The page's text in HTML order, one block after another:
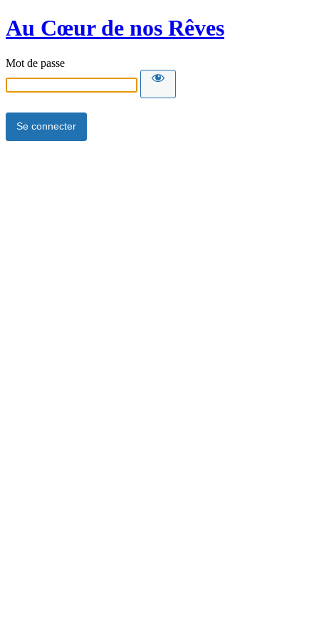
Au Cœur de nos Rêves
Mot de passe